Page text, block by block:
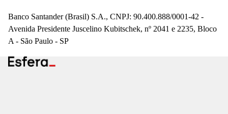
Banco Santander (Brasil) S.A., CNPJ: 90.400.888/0001-42 -
Avenida Presidente Juscelino Kubitschek, nº 2041 e 2235, Bloco
A - São Paulo - SP